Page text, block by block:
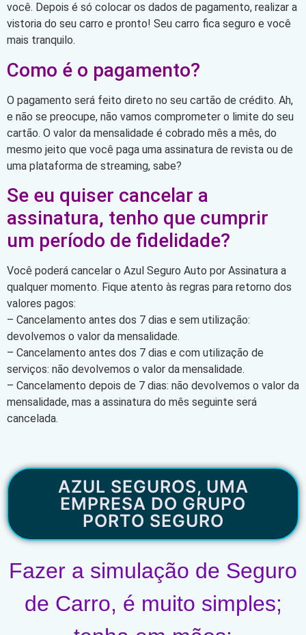
você. Depois é só colocar os dados de pagamento, realizar a
vistoria do seu carro e pronto! Seu carro fica seguro e você
mais tranquilo.
Como é o pagamento?
O pagamento será feito direto no seu cartão de crédito. Ah,
e não se preocupe, não vamos comprometer o limite do seu
cartão. O valor da mensalidade é cobrado mês a mês, do
mesmo jeito que você paga uma assinatura de revista ou de
uma plataforma de streaming, sabe?
Se eu quiser cancelar a
assinatura, tenho que cumprir
um período de fidelidade?
Você poderá cancelar o Azul Seguro Auto por Assinatura a
qualquer momento. Fique atento às regras para retorno dos
valores pagos:
– Cancelamento antes dos 7 dias e sem utilização:
devolvemos o valor da mensalidade.
– Cancelamento antes dos 7 dias e com utilização de
serviços: não devolvemos o valor da mensalidade.
– Cancelamento depois de 7 dias: não devolvemos o valor da
mensalidade, mas a assinatura do mês seguinte será
cancelada.
AZUL SEGUROS, UMA
EMPRESA DO GRUPO
PORTO SEGURO
Fazer a simulação de Seguro
de Carro, é muito simples;